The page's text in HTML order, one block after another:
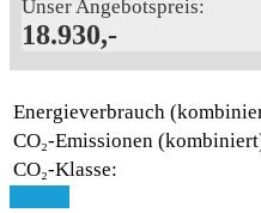
Unser Angebotspreis:
18.930,-
Energieverbrauch
CO₂-Emissionen
CO₂-Klasse: